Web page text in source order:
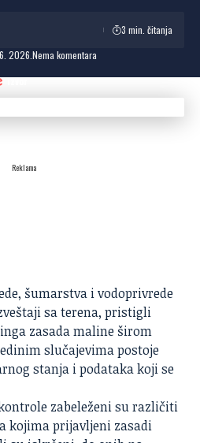
2026. Nema komentara
3 min. čitanja
izvor
Reklama
, šumarstva i vodoprivrede
sa terena, pristigli
zasada maline širom
slučajevima postoje
stanja i podataka koji se
zabeleženi su različiti
kojima prijavljeni zasadi